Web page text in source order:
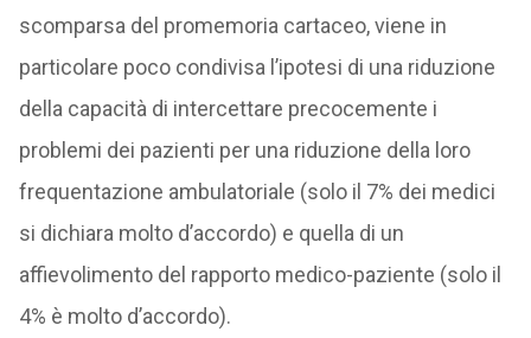
scomparsa del promemoria cartaceo, viene in
particolare poco condivisa l’ipotesi di una riduzione
della capacità di intercettare precocemente i
problemi dei pazienti per una riduzione della loro
frequentazione ambulatoriale (solo il 7% dei medici
si dichiara molto d’accordo) e quella di un
affievolimento del rapporto medico-paziente (solo il
4% è molto d’accordo).